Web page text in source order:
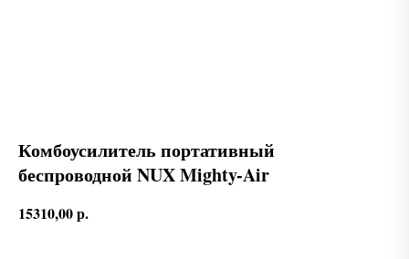
Комбоусилитель портативный
беспроводной NUX Mighty-Air
15310,00р.